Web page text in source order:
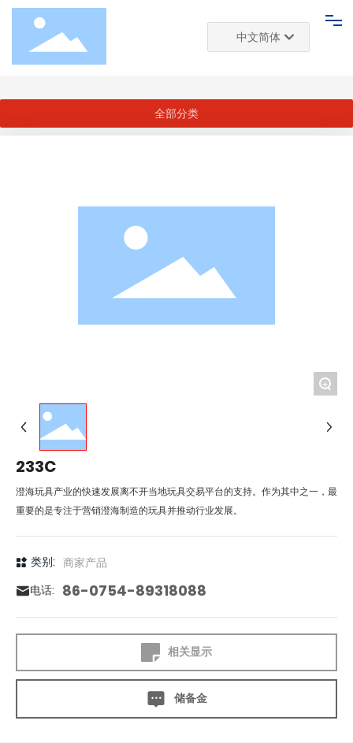
网站首页
中文简体
English
首页 推荐商家 233C
全部分类
+
233C
澄海玩具产业的快速发展离不开当地玩具交易平台的支持。作为其中之一，最
重要的是专注于营销澄海制造的玩具并推动行业发展。
类别: 商家产品
电话: 86-0754-89318088
相关显示
储备金